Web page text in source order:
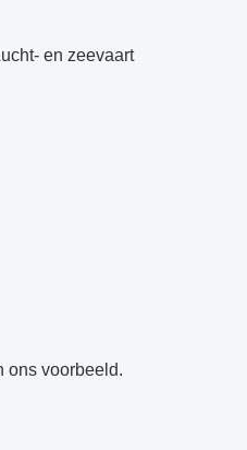
en zeevaart
ons voorbeeld.